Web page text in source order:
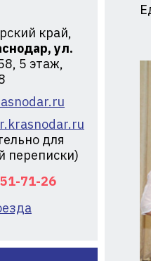
край,
ул.
5 этаж,
для
переписки)
71-26